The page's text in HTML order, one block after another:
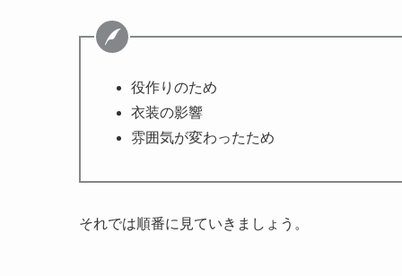
役作りのため
衣装の影響
雰囲気が変わったため
それでは順番に見ていきましょう。